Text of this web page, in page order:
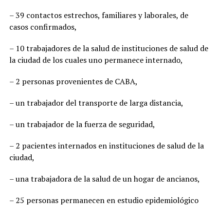
– 39 contactos estrechos, familiares y laborales, de
casos confirmados,
– 10 trabajadores de la salud de instituciones de salud de
la ciudad de los cuales uno permanece internado,
– 2 personas provenientes de CABA,
– un trabajador del transporte de larga distancia,
– un trabajador de la fuerza de seguridad,
– 2 pacientes internados en instituciones de salud de la
ciudad,
– una trabajadora de la salud de un hogar de ancianos,
– 25 personas permanecen en estudio epidemiológico